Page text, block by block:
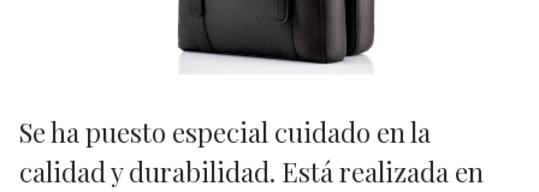
Se ha puesto especial cuidado en la
calidad y durabilidad. Está realizada en